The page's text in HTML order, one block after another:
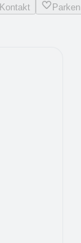
Kontakt Parken